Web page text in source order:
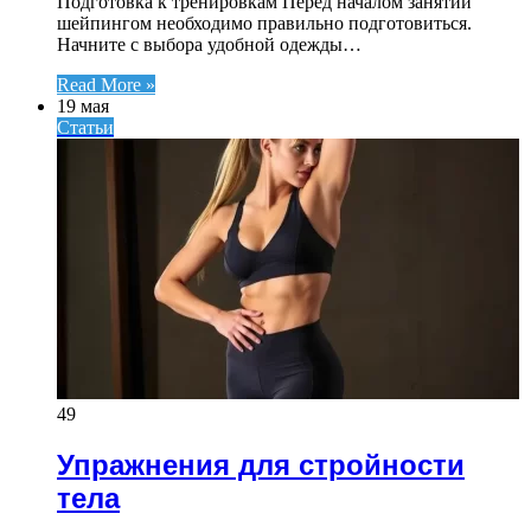
шейпингом необходимо правильно подготовиться.
Начните с выбора удобной одежды…
Read More »
19 мая
Статьи
49
Упражнения для стройности
тела